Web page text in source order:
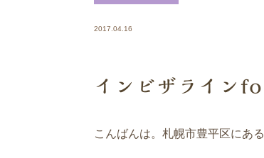
2017.04.16
インビザライン
こんばんは。札幌市豊平区にあ